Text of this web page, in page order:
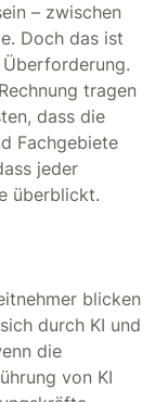
– zwischen
Doch das ist
tragen
dass die
Fachgebiete
jeder
überblickt.
blicken
durch KI und
die
von KI